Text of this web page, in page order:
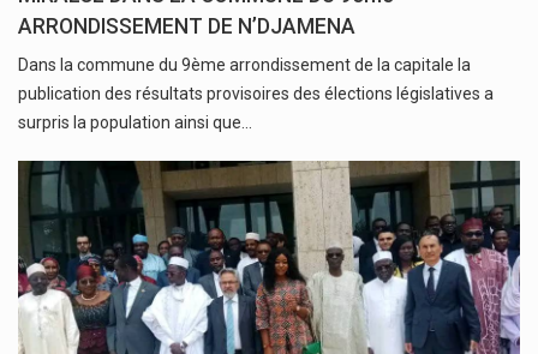
ARRONDISSEMENT DE N’DJAMENA
Dans la commune du 9ème arrondissement de la capitale la
publication des résultats provisoires des élections législatives a
surpris la population ainsi que…